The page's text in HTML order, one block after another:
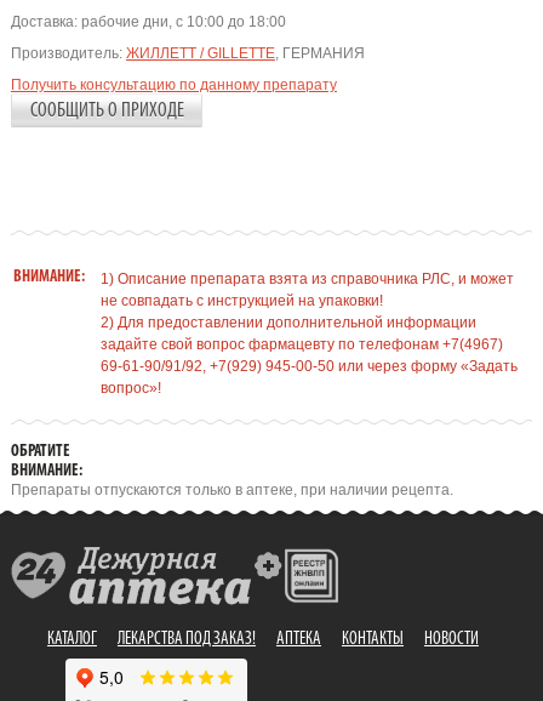
Доставка: рабочие дни, с 10:00 до 18:00
Производитель: ЖИЛЛЕТТ / GILLETTE, ГЕРМАНИЯ
Получить консультацию по данному препарату
СООБЩИТЬ О ПРИХОДЕ
ВНИМАНИЕ:
1) Описание препарата взята из справочника РЛС, и может
не совпадать с инструкцией на упаковки!
2) Для предоставлении дополнительной информации
задайте свой вопрос фармацевту по телефонам +7(4967)
69-61-90/91/92, +7(929) 945-00-50 или через форму «Задать
вопрос»!
ОБРАТИТЕ
ВНИМАНИЕ:
Препараты отпускаются только в аптеке, при наличии рецепта.
КАТАЛОГ ЛЕКАРСТВА ПОД ЗАКАЗ! АПТЕКА КОНТАКТЫ НОВОСТИ